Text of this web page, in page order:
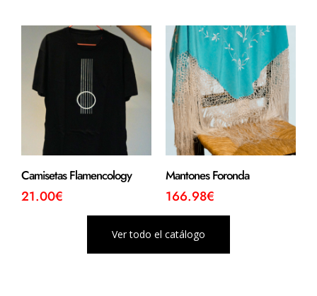
Camisetas Flamencology
21.00€
Mantones Foronda
166.98€
Ver todo el catálogo